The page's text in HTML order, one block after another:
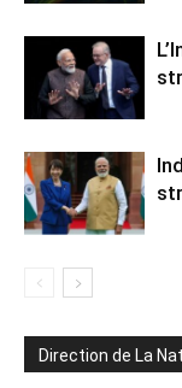
Direction de La